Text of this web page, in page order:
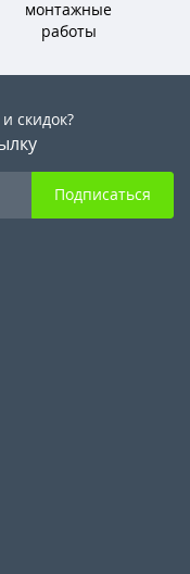
монтажные
работы
скидок?
Подписаться